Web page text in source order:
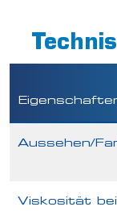
Aussehen/
Viskosität